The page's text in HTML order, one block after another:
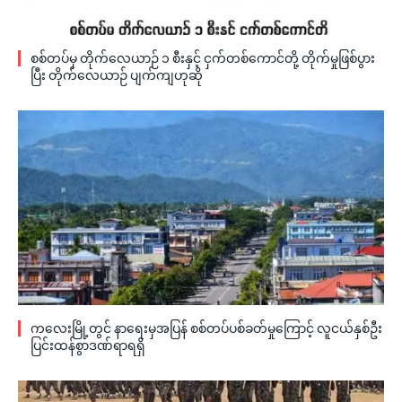
စစ်တပ်မှ တိုက်လေယာဉ် ၁ စီးနှင့် ငှက်တစ်ကောင်တို့ တိုက်မှုဖြစ်ပွား
ပြီး တိုက်လေယာဉ် ပျက်ကျဟုဆို
ကလေးမြို့တွင် နာရေးမှအပြန် စစ်တပ်ပစ်ခတ်မှုကြောင့် လူငယ်နှစ်ဦး
ပြင်းထန်စွာဒဏ်ရာရရှိ